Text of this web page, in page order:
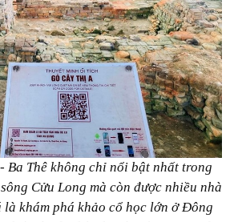
Ba Thê không chỉ nổi bật nhất trong
Cửu Long mà còn được nhiều nhà
khám phá khảo cổ học lớn ở Đông